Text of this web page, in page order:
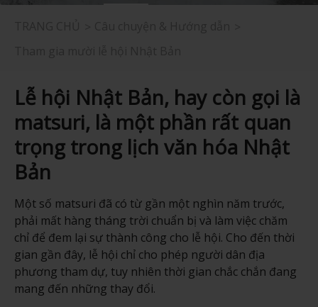
Lễ hội Nhật Bản, hay còn gọi là
matsuri, là một phần rất quan
trọng trong lịch văn hóa Nhật
Bản
Một số matsuri đã có từ gần một nghìn năm trước,
phải mất hàng tháng trời chuẩn bị và làm việc chăm
chỉ để đem lại sự thành công cho lễ hội. Cho đến thời
gian gần đây, lễ hội chỉ cho phép người dân địa
phương tham dự, tuy nhiên thời gian chắc chắn đang
mang đến những thay đổi.